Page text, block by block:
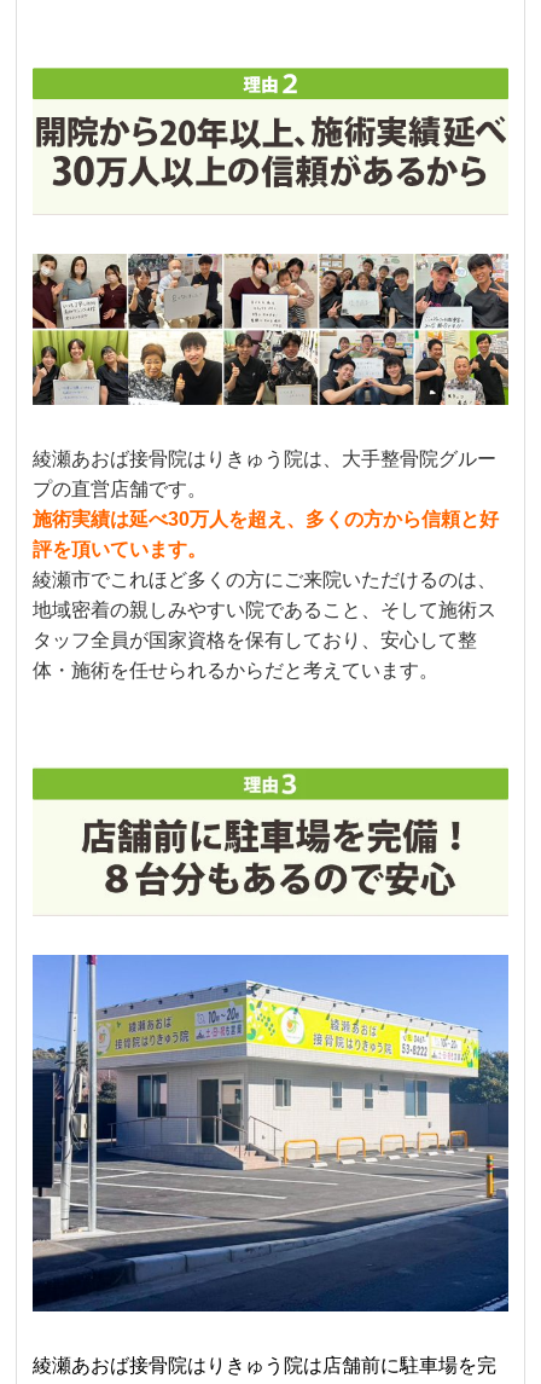
綾瀬あおば接骨院はりきゅう院は、大手整骨院グルー
プの直営店舗です。
施術実績は延べ30万人を超え、多くの方から信頼と好
評を頂いています。
綾瀬市でこれほど多くの方にご来院いただけるのは、
地域密着の親しみやすい院であること、そして施術ス
タッフ全員が国家資格を保有しており、安心して整
体・施術を任せられるからだと考えています。
綾瀬あおば接骨院はりきゅう院は店舗前に駐車場を完